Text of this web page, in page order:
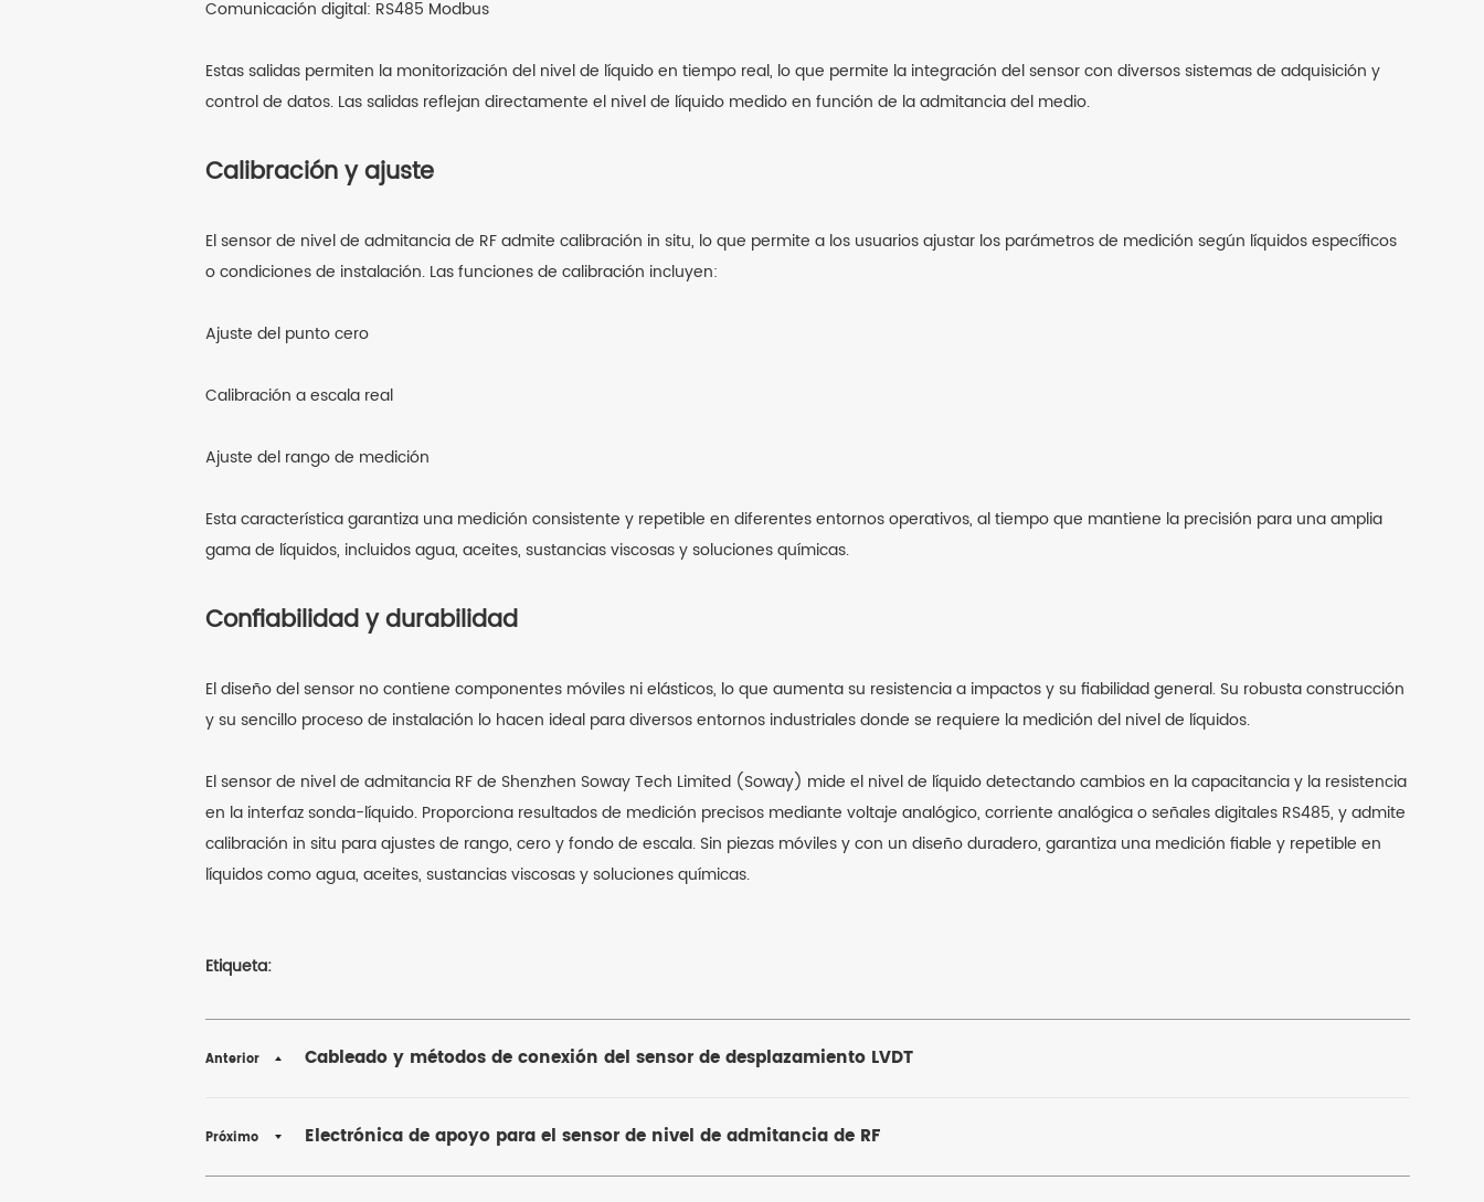
Comunicación digital: RS485 Modbus
Estas salidas permiten la monitorización del nivel de líquido en tiempo real, lo que permite la integración del sensor con diversos sistemas de adquisición y
control de datos. Las salidas reflejan directamente el nivel de líquido medido en función de la admitancia del medio.
Calibración y ajuste
El sensor de nivel de admitancia de RF admite calibración in situ, lo que permite a los usuarios ajustar los parámetros de medición según líquidos específicos
o condiciones de instalación. Las funciones de calibración incluyen:
Ajuste del punto cero
Calibración a escala real
Ajuste del rango de medición
Esta característica garantiza una medición consistente y repetible en diferentes entornos operativos, al tiempo que mantiene la precisión para una amplia
gama de líquidos, incluidos agua, aceites, sustancias viscosas y soluciones químicas.
Confiabilidad y durabilidad
El diseño del sensor no contiene componentes móviles ni elásticos, lo que aumenta su resistencia a impactos y su fiabilidad general. Su robusta construcción
y su sencillo proceso de instalación lo hacen ideal para diversos entornos industriales donde se requiere la medición del nivel de líquidos.
El sensor de nivel de admitancia RF de Shenzhen Soway Tech Limited (Soway) mide el nivel de líquido detectando cambios en la capacitancia y la resistencia
en la interfaz sonda-líquido. Proporciona resultados de medición precisos mediante voltaje analógico, corriente analógica o señales digitales RS485, y admite
calibración in situ para ajustes de rango, cero y fondo de escala. Sin piezas móviles y con un diseño duradero, garantiza una medición fiable y repetible en
líquidos como agua, aceites, sustancias viscosas y soluciones químicas.
Etiqueta:
Anterior Cableado y métodos de conexión del sensor de desplazamiento LVDT
Próximo Electrónica de apoyo para el sensor de nivel de admitancia de RF